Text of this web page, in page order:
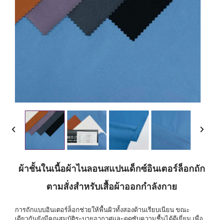
ผ้าชั้นในเนื้อผ้าไนลอนสแปนเด็กซ์อินเตอร์ล็อกถัก
ตามสั่งสำหรับเสื้อผ้าออกกำลังกาย
การถักแบบอินเตอร์ล็อกช่วยให้พื้นผิวทั้งสองด้านเรียบเนียน ขณะ